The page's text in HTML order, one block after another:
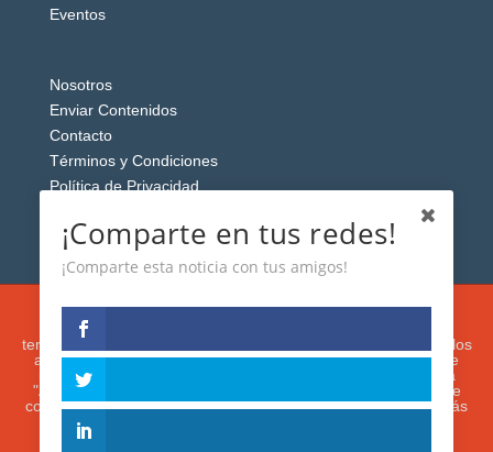
Eventos
Nosotros
Enviar Contenidos
Contacto
Términos y Condiciones
Política de Privacidad
Esta web usa cookies analíticas y publicitarias (propias y de
terceros) para analizar el tráfico y personalizar el contenido y los
anuncios que le mostremos de acuerdo con su navegación e
intereses, buscando así mejorar su experiencia. Si presiona
"Aceptar" o continúa navegando, acepta su utilización. Puede
configurar o rechazar su uso presionando "Configuración". Más
¡Comparte en tus redes!
¡Comparte esta noticia con tus amigos!